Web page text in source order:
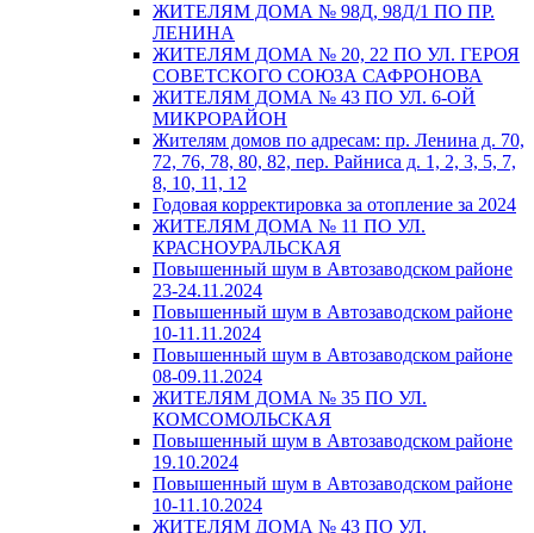
ЖИТЕЛЯМ ДОМА № 98Д, 98Д/1 ПО ПР.
ЛЕНИНА
ЖИТЕЛЯМ ДОМА № 20, 22 ПО УЛ. ГЕРОЯ
СОВЕТСКОГО СОЮЗА САФРОНОВА
ЖИТЕЛЯМ ДОМА № 43 ПО УЛ. 6-ОЙ
МИКРОРАЙОН
Жителям домов по адресам: пр. Ленина д. 70,
72, 76, 78, 80, 82, пер. Райниса д. 1, 2, 3, 5, 7,
8, 10, 11, 12
Годовая корректировка за отопление за 2024
ЖИТЕЛЯМ ДОМА № 11 ПО УЛ.
КРАСНОУРАЛЬСКАЯ
Повышенный шум в Автозаводском районе
23-24.11.2024
Повышенный шум в Автозаводском районе
10-11.11.2024
Повышенный шум в Автозаводском районе
08-09.11.2024
ЖИТЕЛЯМ ДОМА № 35 ПО УЛ.
КОМСОМОЛЬСКАЯ
Повышенный шум в Автозаводском районе
19.10.2024
Повышенный шум в Автозаводском районе
10-11.10.2024
ЖИТЕЛЯМ ДОМА № 43 ПО УЛ.